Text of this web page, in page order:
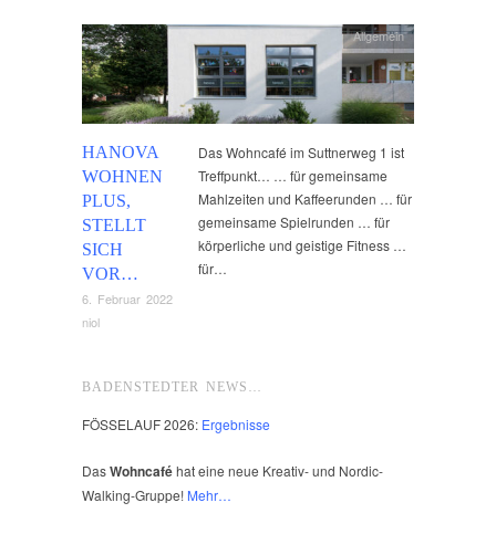
HANOVA
WOHNEN
PLUS,
STELLT
SICH
VOR…
6. Februar 2022
niol
Allgemein
Das Wohncafé im Suttnerweg 1 ist
Treffpunkt… … für gemeinsame
Mahlzeiten und Kaffeerunden … für
gemeinsame Spielrunden … für
körperliche und geistige Fitness …
für…
BADENSTEDTER NEWS…
FÖSSELAUF 2026: Ergebnisse
DasWohncaféhat eine neue Kreativ- und Nordic-
Walking-Gruppe! Mehr…